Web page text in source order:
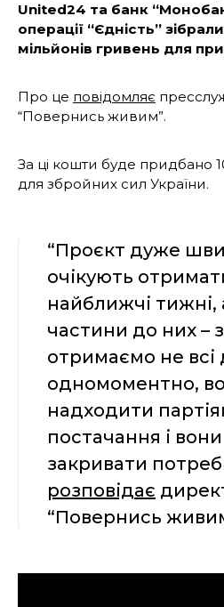
United24 та банк
операції “Єдність”
мільйонів гривень для
Про це повідомляє
“Повернись живим”.
За ці кошти буде придбано
для збройних сил України.
“Проєкт дуже
очікують
найближчі тижні,
частини до них –
отримаємо не всі
одномоментно,
надходити
постачання і
закривати
розповідає
“Повернись